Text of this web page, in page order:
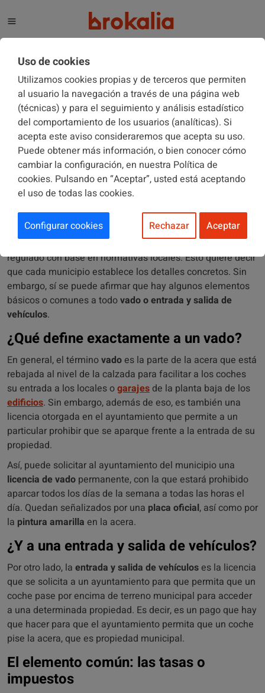
El blog de Brokalia
COMUNIDADES DE PROPIETARIOS 01/03/2022
La diferencia entre «vado» y
«entrada y salida de vehículos»
Antes de empezar a tratar esta cuestión en detalle, ha de
tenerse en cuenta que normalmente todo esto viene
regulado con base en normativas locales. Esto quiere decir
que cada municipio establece los detalles concretos. Sin
embargo, sí se puede afirmar que hay algunos elementos
básicos o comunes a todovado o entrada y salida de
vehículos.
¿Qué define exactamente a un vado?
En general, el términovado es la parte de la acera que está
rebajada al nivel de la calzada para facilitar a los coches
su entrada a los locales ogarajes de la planta baja de los
edificios. Sin embargo, además de eso, es también una
licencia otorgada en el ayuntamiento que permite a un
particular prohibir que se aparque frente a la entrada de su
propiedad.
Así, puede solicitar al ayuntamiento del municipio una
licencia de vado permanente, con la que estará prohibido
aparcar todos los días de la semana a todas las horas el
día. Quedan señalizados por una placa oficial, así como por
la pintura amarilla en la acera.
¿Y a una entrada y salida de vehículos?
Por otro lado, la entrada y salida de vehículos es la licencia
que se solicita a un ayuntamiento para que permita que un
coche pase por encima de terreno municipal para acceder
a una determinada propiedad. Es decir, es un pago que hay
que hacer para que el ayuntamiento permita que un coche
pise la acera, que es propiedad municipal.
El elemento común: las tasas o
impuestos
Uso de cookies
Utilizamos cookies propias y de terceros que permiten
al usuario la navegación a través de una página web
(técnicas) y para el seguimiento y análisis estadístico
del comportamiento de los usuarios (analíticas). Si
acepta este aviso consideraremos que acepta su uso.
Puede obtener más información, o bien conocer cómo
cambiar la configuración, en nuestra Política de
cookies. Pulsando en “Aceptar”, usted está aceptando
el uso de todas las cookies.
Configurar cookies Rechazar Aceptar